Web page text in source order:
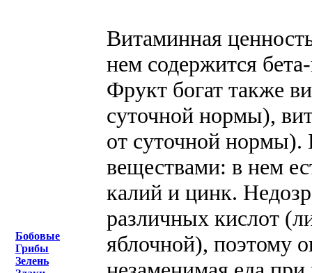
Бобовые
Грибы
Зелень
Витаминная
нем содержится
Фрукт богат также
суточной нормы),
от суточной нормы).
веществами: в нем
калий и цинк.
различных кислот
яблочной), поэтому